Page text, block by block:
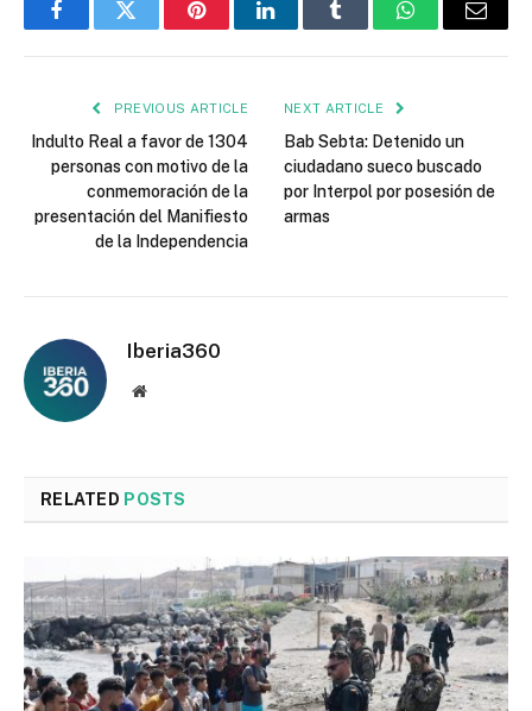
FacebookTwitter PinterestLinkedInTumblr WhatsAppEmail
PREVIOUS ARTICLE
Indulto Real a favor de 1304
personas con motivo de la
conmemoración de la
presentación del Manifiesto
de la Independencia
NEXT ARTICLE
Bab Sebta: Detenido un
ciudadano sueco buscado
por Interpol por posesión de
armas
Iberia360
Website
RELATED POSTS